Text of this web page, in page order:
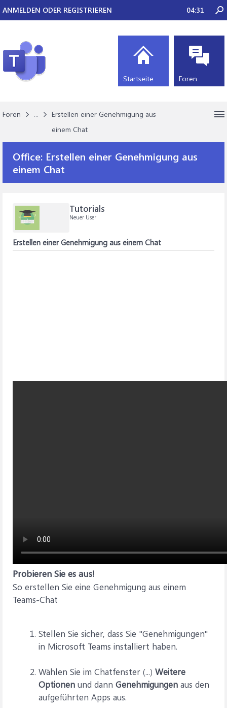
Foren ...
Erstellen einer Genehmigung aus
einem Chat
Office: Erstellen einer Genehmigung aus
einem Chat
Tutorials
Neuer User
Erstellen einer Genehmigung aus einem Chat
Probieren Sie es aus!
So erstellen Sie eine Genehmigung aus einem
Teams-Chat
Stellen Sie sicher, dass Sie "Genehmigungen"
in Microsoft Teams installiert haben.
Wählen Sie im Chatfenster (...) Weitere
Optionen und dann Genehmigungen aus den
aufgeführten Apps aus.
ANMELDEN ODER REGISTRIEREN 04:31
Startseite Foren